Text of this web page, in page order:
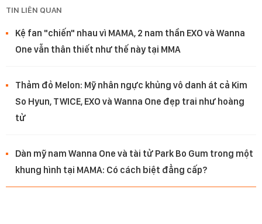
TIN LIÊN QUAN
Kệ fan "chiến" nhau vì MAMA, 2 nam thần EXO và Wanna
One vẫn thân thiết như thế này tại MMA
Thảm đỏ Melon: Mỹ nhân ngực khủng vô danh át cả Kim
So Hyun, TWICE, EXO và Wanna One đẹp trai như hoàng
tử
Dàn mỹ nam Wanna One và tài tử Park Bo Gum trong một
khung hình tại MAMA: Có cách biệt đẳng cấp?